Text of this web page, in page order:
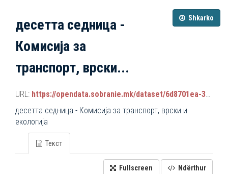
Shkarko
десетта седница -
Комисија за
транспорт, врски...
URL: https://opendata.sobranie.mk/dataset/6d8701ea-3a42-465d-8f88-639bc6dc1a8e/resource/6b57dacb-61c0-4c92-8301-037ace9d0a6d/download/komisiski_sednici.json
десетта седница - Комисија за транспорт, врски и
екологија
Текст
Fullscreen Ndërthur